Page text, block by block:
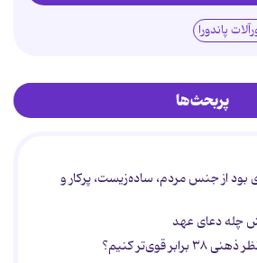
پاندورا
پربحث‌ها
از جنس مردم، ساده‌زیست، پرکار و
چله دعای عهد
قوی‌تر کنیم؟